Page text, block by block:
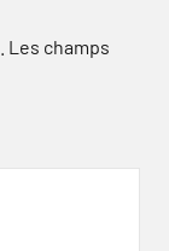
Les champs